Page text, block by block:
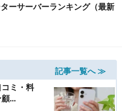
ーサーバーランキング（最新
記事一覧へ ≫
ミ・料
...